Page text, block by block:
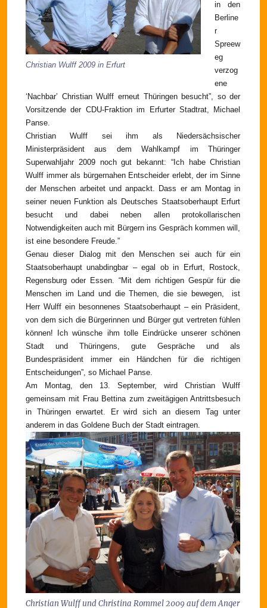
Christian Wulff 2009 in Erfurt
in den
Berline
r
Spreew
eg
verzog
ene
‘Nachbar’ Christian Wulff erneut Thüringen besucht”, so der
Vorsitzende der CDU-Fraktion im Erfurter Stadtrat, Michael
Panse.
Christian Wulff sei ihm als Niedersächsischer
Ministerpräsident aus dem Wahlkampf im Thüringer
Superwahljahr 2009 noch gut bekannt: “Ich habe Christian
Wulff immer als bürgernahen Entscheider erlebt, der im Sinne
der Menschen arbeitet und anpackt. Dass er am Montag in
seiner neuen Funktion als Deutsches Staatsoberhaupt Erfurt
besucht und dabei neben allen protokollarischen
Notwendigkeiten auch mit Bürgern ins Gespräch kommen will,
ist eine besondere Freude.”
Genau dieser Dialog mit den Menschen sei auch für ein
Staatsoberhaupt unabdingbar – egal ob in Erfurt, Rostock,
Regensburg oder Essen. “Mit dem richtigen Gespür für die
Menschen im Land und die Themen, die sie bewegen,
ist
Herr Wulff ein besonnenes Staatsoberhaupt – ein Präsident,
von dem sich die Bürgerinnen und Bürger gut vertreten fühlen
können! Ich wünsche ihm tolle Eindrücke unserer schönen
Stadt und Thüringens, gute Gespräche und als
Bundespräsident immer ein Händchen für die richtigen
Entscheidungen”, so Michael Panse.
Am Montag, den 13. September, wird Christian Wulff
gemeinsam mit Frau Bettina zum zweitägigen Antrittsbesuch
in Thüringen erwartet. Er wird sich an diesem Tag unter
anderem in das Goldene Buch der Stadt eintragen.
Christian Wulff und Christina Rommel 2009 auf dem Anger